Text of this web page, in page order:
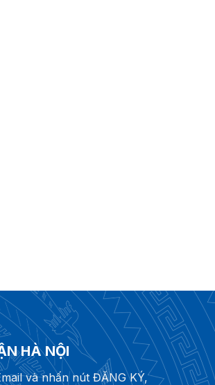
HÀ NỘI
và nhấn nút ĐĂNG KÝ,